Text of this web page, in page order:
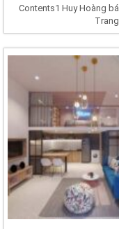
Contents1 Huy Hoàng